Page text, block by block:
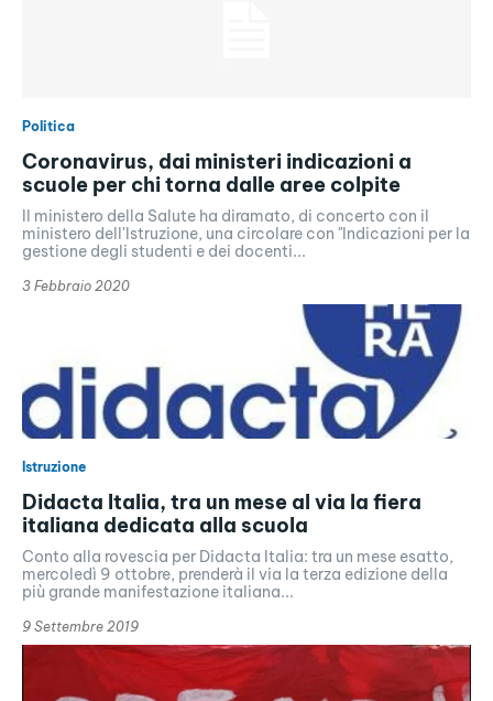
Politica
Coronavirus, dai ministeri indicazioni a
scuole per chi torna dalle aree colpite
Il ministero della Salute ha diramato, di concerto con il
ministero dell'Istruzione, una circolare con "Indicazioni per la
gestione degli studenti e dei docenti...
3 Febbraio 2020
Istruzione
Didacta Italia, tra un mese al via la fiera
italiana dedicata alla scuola
Conto alla rovescia per Didacta Italia: tra un mese esatto,
mercoledì 9 ottobre, prenderà il via la terza edizione della
più grande manifestazione italiana...
9 Settembre 2019